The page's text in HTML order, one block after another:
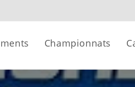
Championnats